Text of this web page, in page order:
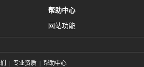
帮助中心
网站功能
| 专业资质 | 帮助中心